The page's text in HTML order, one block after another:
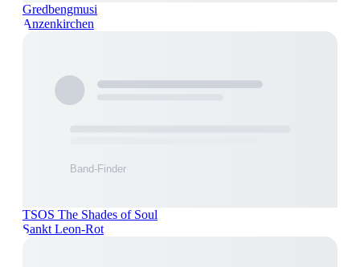
Gredbengmusi
Anzenkirchen
TSOS The Shades of Soul
Sankt Leon-Rot